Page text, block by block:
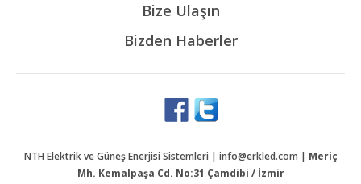
Bize Ulaşın
Bizden Haberler
NTH Elektrik ve Güneş Enerjisi Sistemleri | info@erkled.com | Meriç
Mh. Kemalpaşa Cd. No:31 Çamdibi / İzmir